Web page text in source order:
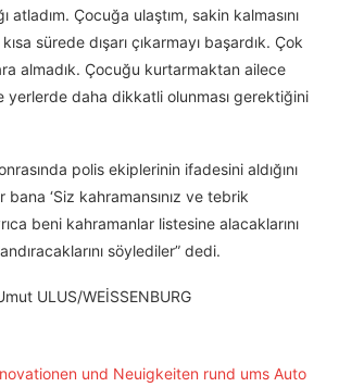
atladım. Çocuğa ulaştım, sakin kalmasını
sürede dışarı çıkarmayı başardık. Çok
almadık. Çocuğu kurtarmaktan ailece
yerlerde daha dikkatli olunması gerektiğini
polis ekiplerinin ifadesini aldığını
bana ‘Siz kahramansınız ve tebrik
beni kahramanlar listesine alacaklarını
söylediler” dedi.
ULUS/WEİSSENBURG